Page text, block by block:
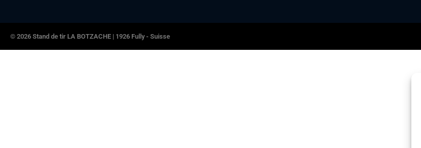
© 2026 Stand de tir LA BOTZACHE | 1926 Fully - Suisse